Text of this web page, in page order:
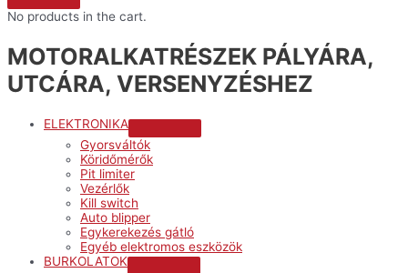
No products in the cart.
MOTORALKATRÉSZEK PÁLYÁRA,
UTCÁRA, VERSENYZÉSHEZ
ELEKTRONIKA
Gyorsváltók
Köridőmérők
Pit limiter
Vezérlők
Kill switch
Auto blipper
Egykerekezés gátló
Egyéb elektromos eszközök
BURKOLATOK